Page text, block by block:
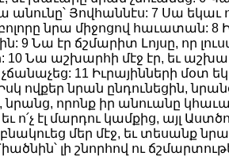
անունը՝ Յովհաննէս: 7 Սա եկաւ
նրա միջոցով հաւատան: 8
9 Նա էր ճշմարիտ Լոյսը, որ
10 Նա աշխարհի մէջ էր, եւ
11 Իւրայինների մօտ
ովքեր նրան ընդունեցին,
նրանց, որոնք իր անուանը
ո՛չ էլ մարդու կամքից, այլ
մեր մէջ, եւ տեսանք
լի շնորհով ու